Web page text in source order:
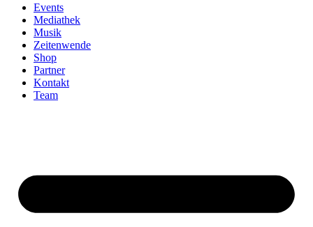
Events
Mediathek
Musik
Zeitenwende
Shop
Partner
Kontakt
Team